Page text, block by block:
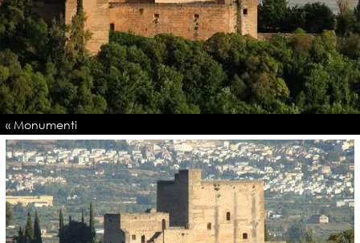
« Monumenti